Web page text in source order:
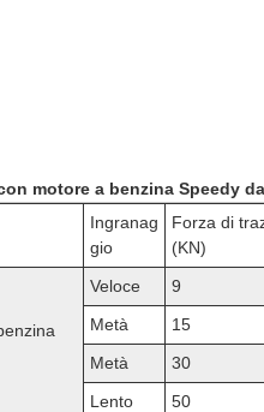
motore a benzina Speedy
Ingranag
gio
Forza di
(KN)
Veloce 9
Metà 15
Metà
30
Lento
50